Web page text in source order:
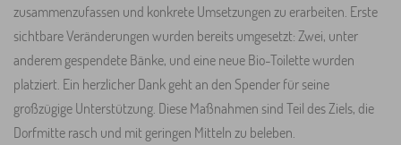
zusammenzufassen und konkrete Umsetzungen zu erarbeiten. Erste
sichtbare Veränderungen wurden bereits umgesetzt: Zwei, unter
anderem gespendete Bänke, und eine neue Bio-Toilette wurden
platziert. Ein herzlicher Dank geht an den Spender für seine
großzügige Unterstützung. Diese Maßnahmen sind Teil des Ziels, die
Dorfmitte rasch und mit geringen Mitteln zu beleben.